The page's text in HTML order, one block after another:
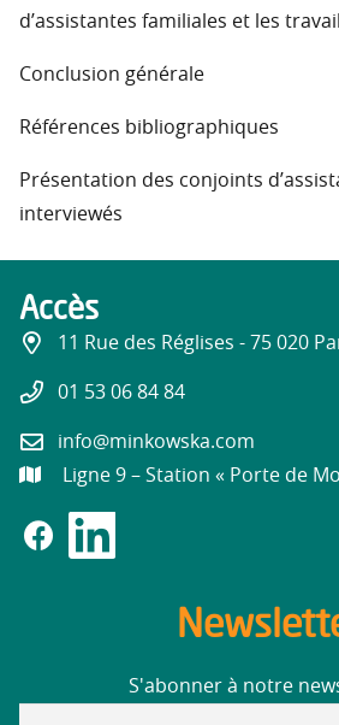
d’assistantes familiales et les
Conclusion générale
Références bibliographiques
Présentation des conjoints
interviewés
Accès
11 Rue des Réglises - 75 020
01 53 06 84 84
info@minkowska.com
Ligne 9 – Station « Porte de
S'abonner à notre